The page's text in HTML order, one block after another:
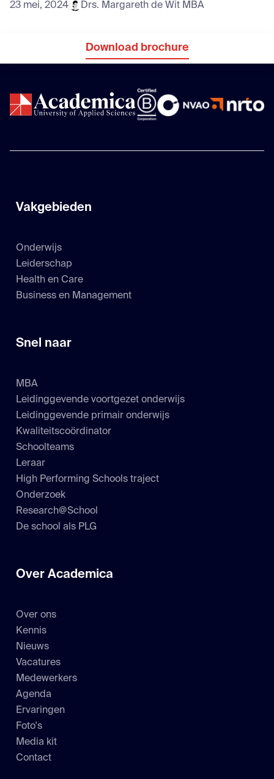
23 mei, 2024
Drs. Margareth de Wit MBA
Download brochure
Vakgebieden
Onderwijs
Leiderschap
Health en Care
Business en Management
Snel naar
MBA
Leidinggevende voortgezet onderwijs
Leidinggevende primair onderwijs
Kwaliteitscoördinator
Schoolteams
Leraar
High Performing Schools traject
Onderzoek
Research@School
De school als PLG
Over Academica
Over ons
Kennis
Nieuws
Vacatures
Medewerkers
Agenda
Ervaringen
Foto's
Media kit
Contact